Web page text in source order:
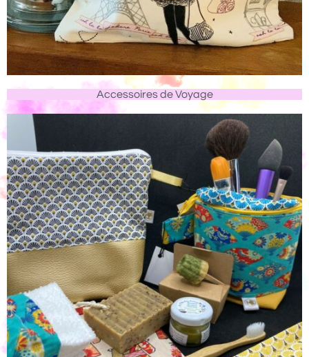
Accessoires de Voyage